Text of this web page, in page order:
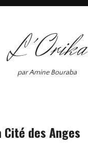
L'Orika
par Amine Bouraba
Cité des Anges